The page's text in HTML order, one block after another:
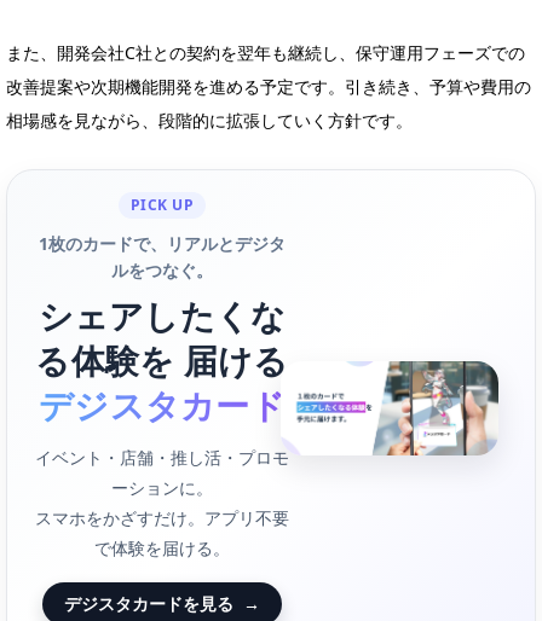
また、開発会社C社との契約を翌年も継続し、保守運用フェーズでの
改善提案や次期機能開発を進める予定です。引き続き、予算や費用の
相場感を見ながら、段階的に拡張していく方針です。
PICK UP
1枚のカードで、リアルとデジタ
ルをつなぐ。
シェアしたくな
る体験を 届ける
デジスタカード
イベント・店舗・推し活・プロモ
ーションに。
スマホをかざすだけ。アプリ不要
で体験を届ける。
デジスタカードを見る →